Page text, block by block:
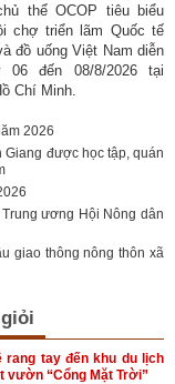
thể OCOP tiêu biểu
chợ triển lãm Quốc tế
đồ uống Việt Nam diễn
đến 08/8/2026 tại
Chí Minh.
2026
Giang được học tập, quán
ương Hội Nông dân
giao thông nông thôn xã
rang tay đến khu du lịch
vườn “Cổng Mặt Trời”